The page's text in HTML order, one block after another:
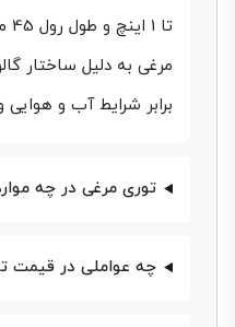
بستگی دارد. به همین دلیل
باشد. نوع مفتول
مرغی به دلیل ساختار
برابر شرایط آب و هوایی
توری مرغی در چه
چه عواملی در قیمت